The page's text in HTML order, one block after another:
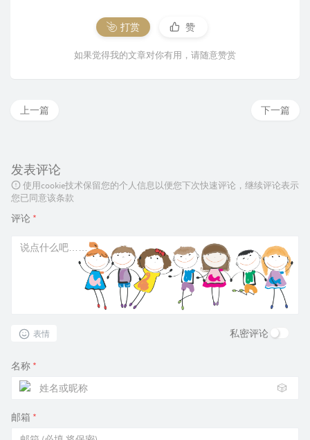
打赏 赞
如果觉得我的文章对你有用，请随意赞赏
下一篇
上一篇
发表评论
使用cookie技术保留您的个人信息以便您下次快速评论，继续评论表示
您已同意该条款
评论 *
表情 私密评论
名称 *
🎲
邮箱 *